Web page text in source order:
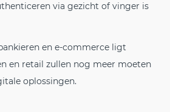
via gezicht of vinger is
en e-commerce ligt
en retail zullen nog meer moeten
oplossingen.